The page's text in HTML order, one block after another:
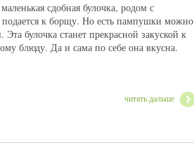
сдобная булочка, родом с
к борщу. Но есть пампушки можно
булочка станет прекрасной закуской к
блюду. Да и сама по себе она вкусна.
читать дальше